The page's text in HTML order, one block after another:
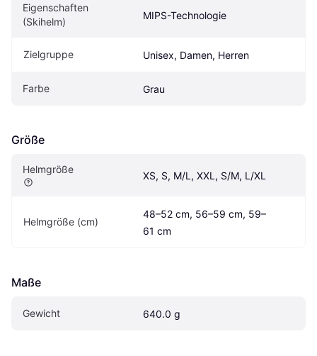
Eigenschaften
(Skihelm)
MIPS-Technologie
Zielgruppe Unisex, Damen, Herren
Farbe Grau
Größe
Helmgröße
XS, S, M/L, XXL, S/M, L/XL
Helmgröße (cm)
48–52 cm, 56–59 cm, 59–
61 cm
Maße
Gewicht 640.0 g